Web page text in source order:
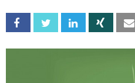
Facebook Twitter Linkedin Xing